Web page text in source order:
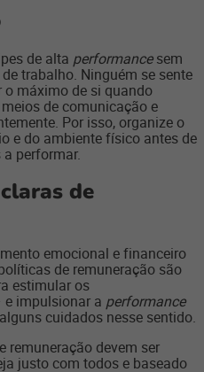
de alta performancesem
trabalho. Ninguém se sente
máximo de si quando
de comunicação e
Por isso, organize o
e do ambiente físico antes de
performar.
de
emocional e financeiro
de remuneração são
estimular os
impulsionar a performance
cuidados nesse sentido.
remuneração devem ser
justo com todos e baseado